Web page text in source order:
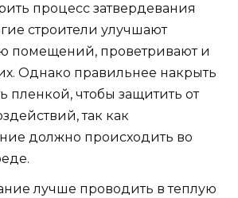
процесс затвердевания
строители улучшают
помещений, проветривают и
Однако правильнее накрыть
пленкой, чтобы защитить от
так как
должно происходить во
лучше проводить в теплую